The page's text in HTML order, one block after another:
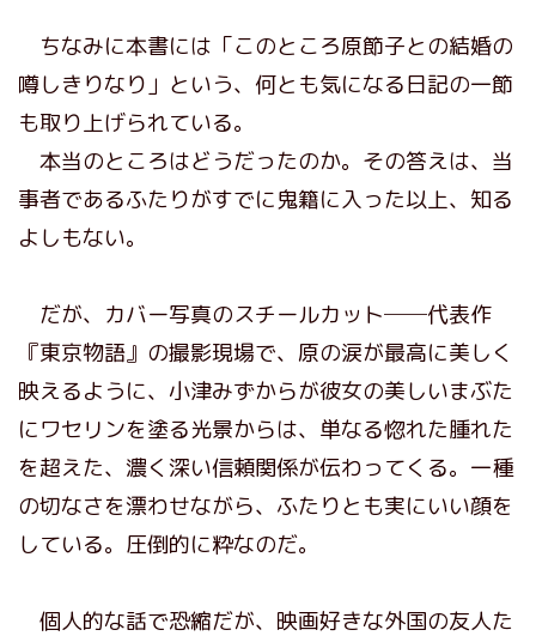
ちなみに本書には「このところ原節子との結婚の
噂しきりなり」という、何とも気になる日記の一節
も取り上げられている。
本当のところはどうだったのか。その答えは、当
事者であるふたりがすでに鬼籍に入った以上、知る
よしもない。
だが、カバー写真のスチールカット──代表作
『東京物語』の撮影現場で、原の涙が最高に美しく
映えるように、小津みずからが彼女の美しいまぶた
にワセリンを塗る光景からは、単なる惚れた腫れた
を超えた、濃く深い信頼関係が伝わってくる。一種
の切なさを漂わせながら、ふたりとも実にいい顔を
している。圧倒的に粋なのだ。
個人的な話で恐縮だが、映画好きな外国の友人た